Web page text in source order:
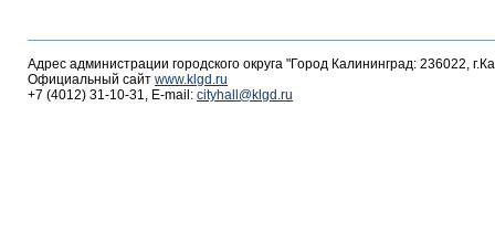
Адрес администрации городского округа "Город Калининград: 236022,
Официальный сайт www.klgd.ru
+7 (4012) 31-10-31, E-mail: cityhall@klgd.ru